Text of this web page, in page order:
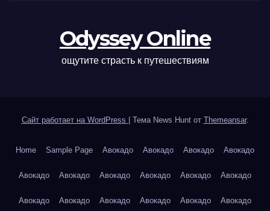
Odyssey Online
ощутите страсть к путешествиям
Сайт работает на WordPress Тема News Hunt от Themeansar.
Home Sample Page Авокадо Авокадо Авокадо Авокадо
Авокадо Авокадо Авокадо Авокадо Авокадо Авокадо
Авокадо Авокадо Авокадо Авокадо Авокадо Авокадо